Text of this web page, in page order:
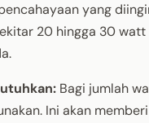
yang
20 hingga 30
Bagi jumlah
Ini akan